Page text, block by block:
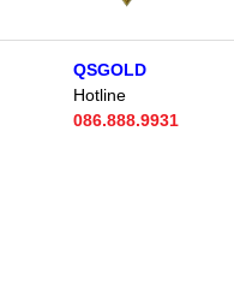
QSGOLD
Hotline
086.888.9931